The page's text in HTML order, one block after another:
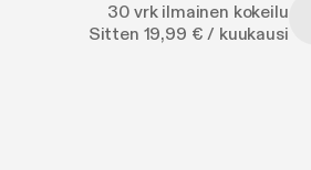
30 vrk ilmainen kokeilu
Sitten 19,99 € / kuukausi